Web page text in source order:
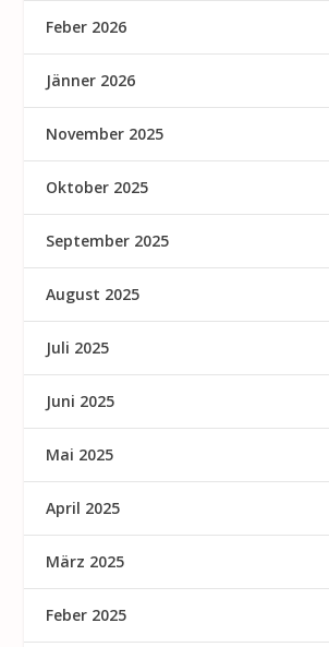
Feber 2026
Jänner 2026
November 2025
Oktober 2025
September 2025
August 2025
Juli 2025
Juni 2025
Mai 2025
April 2025
März 2025
Feber 2025